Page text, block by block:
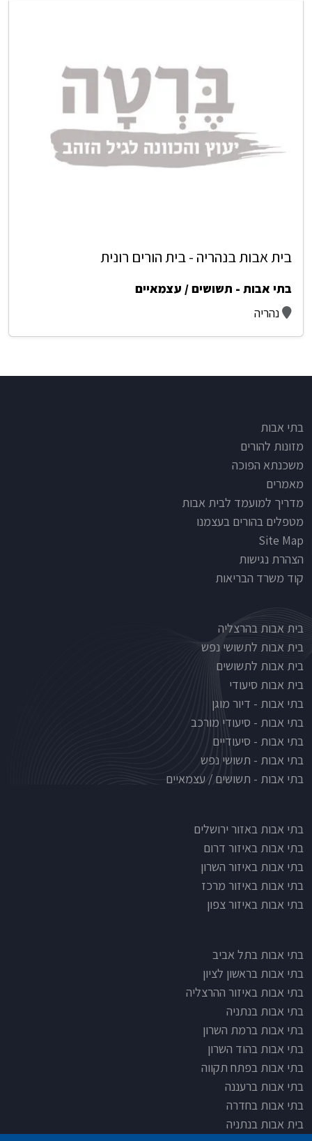
בית אבות בנהריה - בית הורים רונית
בתי אבות - תשושים / עצמאיים
נהריה
Footer
בתי אבות
מזונות להורים
משכנתא הפוכה
מאמרים
מדריך למועמד לבית אבות
מטפלים בהורים בעצמנו
Site Map
הצהרת נגישות
קוד משרד הבריאות
Nursinghouse type
בית אבות בהרצליה
בית אבות לתשושי נפש
בית אבות לתשושים
בית אבות סיעודי
בתי אבות - דיור מוגן
בתי אבות - סיעודי מורכב
בתי אבות - סיעודיים
בתי אבות - תשושי נפש
בתי אבות - תשושים / עצמאיים
בתי אבות לפי אזורים
בתי אבות באזור ירושלים
בתי אבות באיזור דרום
בתי אבות באיזור השרון
בתי אבות באיזור מרכז
בתי אבות באיזור צפון
בתי אבות בתל אביב
בתי אבות בראשון לציון
בתי אבות באיזור ההרצליה
בתי אבות בנתניה
בתי אבות ברמת השרון
בתי אבות בהוד השרון
בתי אבות בפתח תקווה
בתי אבות ברעננה
בתי אבות בחדרה
בית אבות בנתניה